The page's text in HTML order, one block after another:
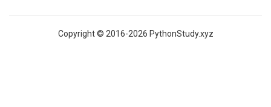
Copyright © 2016-2026 PythonStudy.xyz